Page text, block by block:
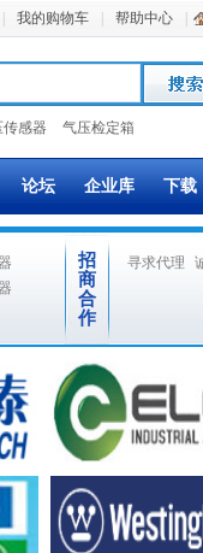
我的购物车 帮助中心
传感器 气压检定箱
论坛 企业库 下载
招
商
合
作
寻求代理